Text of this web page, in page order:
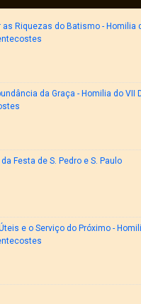
as Riquezas do Batismo - Homilia
da Graça - Homilia do VII
Festa de S. Pedro e S. Paulo
e o Serviço do Próximo -